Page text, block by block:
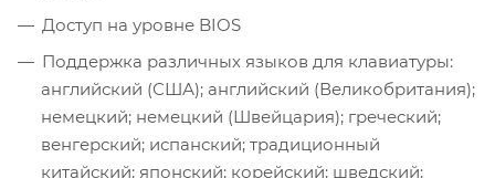
Доступ на уровне BIOS
Поддержка различных языков для клавиатуры:
английский (США); английский (Великобритания);
немецкий; немецкий (Швейцария); греческий;
венгерский; испанский; традиционный
китайский; японский; корейский; шведский;